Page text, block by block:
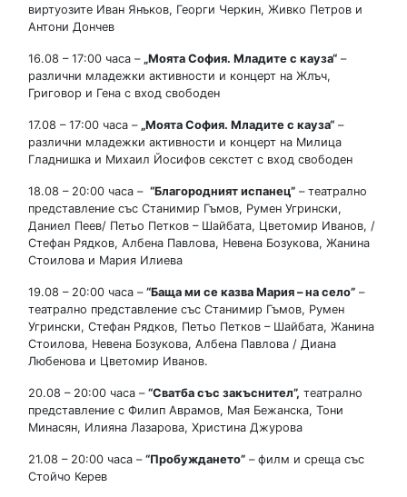
виртуозите Иван Янъков, Георги Черкин, Живко Петров и
Антони Дончев
16.08 – 17:00 часа – „Моята София. Младите с кауза“ –
различни младежки активности и концерт на Жлъч,
Григовор и Гена с вход свободен
17.08 – 17:00 часа – „Моята София. Младите с кауза“ –
различни младежки активности и концерт на Милица
Гладнишка и Михаил Йосифов секстет с вход свободен
18.08 – 20:00 часа – “Благородният испанец” – театрално
представление със Станимир Гъмов, Румен Угрински,
Даниел Пеев/ Петьо Петков – Шайбата, Цветомир Иванов, /
Стефан Рядков, Албена Павлова, Невена Бозукова, Жанина
Стоилова и Мария Илиева
19.08 – 20:00 часа – “Баща ми се казва Мария –на село” –
театрално представление със Станимир Гъмов, Румен
Угрински, Стефан Рядков, Петьо Петков – Шайбата, Жанина
Стоилова, Невена Бозукова, Албена Павлова / Диана
Любенова и Цветомир Иванов.
20.08 – 20:00 часа – “Сватба със закъснител”, театрално
представление с Филип Аврамов, Мая Бежанска, Тони
Минасян, Илияна Лазарова, Христина Джурова
21.08 – 20:00 часа – “Пробуждането” – филм и среща със
Стойчо Керев